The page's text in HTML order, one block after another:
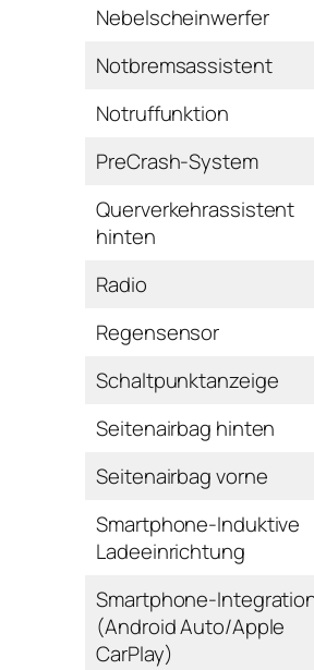
Nebelscheinwerfer
Notbremsassistent
Notruffunktion
PreCrash-System
Querverkehrassistent
hinten
Radio
Regensensor
Schaltpunktanzeige
Seitenairbag hinten
Seitenairbag vorne
Smartphone-Induktive
Ladeeinrichtung
Smartphone-
(Android Auto/Apple
CarPlay)